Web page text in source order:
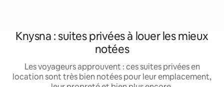
Knysna : suites privées à louer les mieux
notées
Les voyageurs approuvent : ces suites privées en
location sont très bien notées pour leur emplacement,